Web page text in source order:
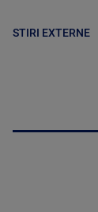
STIRI EXTERNE